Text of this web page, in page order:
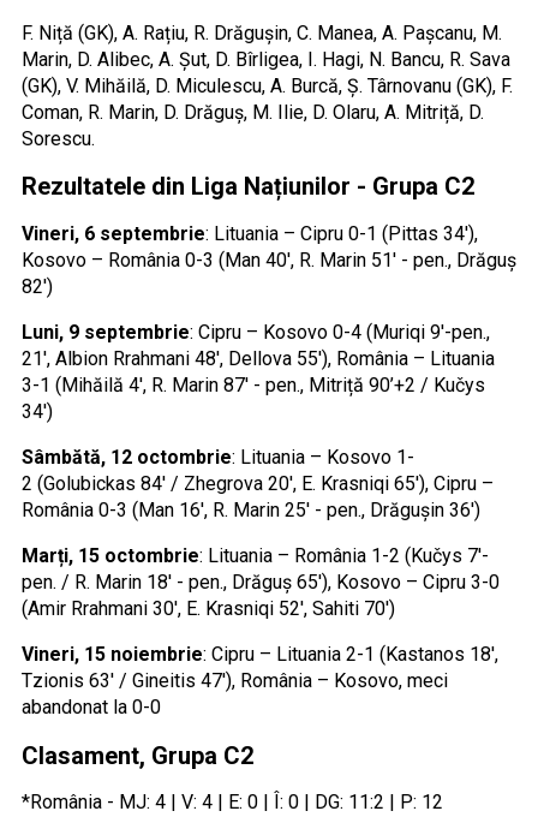
F. Niță (GK), A. Rațiu, R. Drăgușin, C. Manea, A. Pașcanu, M.
Marin, D. Alibec, A. Șut, D. Bîrligea, I. Hagi, N. Bancu, R. Sava
(GK), V. Mihăilă, D. Miculescu, A. Burcă, Ș. Târnovanu (GK), F.
Coman, R. Marin, D. Drăguș, M. Ilie, D. Olaru, A. Mitriță, D.
Sorescu.
Rezultatele din Liga Națiunilor - Grupa C2
Vineri, 6 septembrie: Lituania – Cipru 0-1 (Pittas 34′),
Kosovo – România 0-3 (Man 40′, R. Marin 51′ - pen., Drăguș
82′)
Luni, 9 septembrie: Cipru – Kosovo 0-4 (Muriqi 9′-pen.,
21′, Albion Rrahmani 48′, Dellova 55′), România – Lituania
3-1 (Mihăilă 4′, R. Marin 87′ - pen., Mitriță 90’+2 / Kučys
34′)
Sâmbătă, 12 octombrie: Lituania – Kosovo 1-
2 (Golubickas 84′ / Zhegrova 20′, E. Krasniqi 65′), Cipru –
România 0-3 (Man 16′, R. Marin 25′ - pen., Drăgușin 36′)
Marți, 15 octombrie: Lituania – România 1-2 (Kučys 7′-
pen. / R. Marin 18′ - pen., Drăguș 65′), Kosovo – Cipru 3-0
(Amir Rrahmani 30′, E. Krasniqi 52′, Sahiti 70′)
Vineri, 15 noiembrie: Cipru – Lituania 2-1 (Kastanos 18′,
Tzionis 63′ / Gineitis 47′), România – Kosovo, meci
abandonat la 0-0
Clasament, Grupa C2
*România - MJ: 4 | V: 4 | E: 0 | Î: 0 | DG: 11:2 | P: 12